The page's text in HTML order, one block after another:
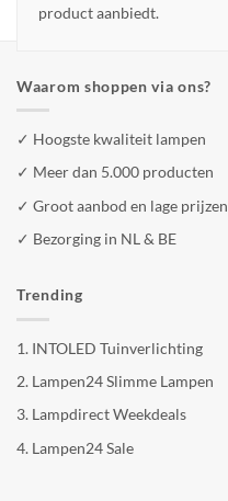
product aanbiedt.
Waarom shoppen via ons?
✓ Hoogste kwaliteit lampen
✓ Meer dan 5.000 producten
✓ Groot aanbod en lage prijzen
✓ Bezorging in NL & BE
Trending
1. INTOLED Tuinverlichting
2. Lampen24 Slimme Lampen
3. Lampdirect Weekdeals
4. Lampen24 Sale